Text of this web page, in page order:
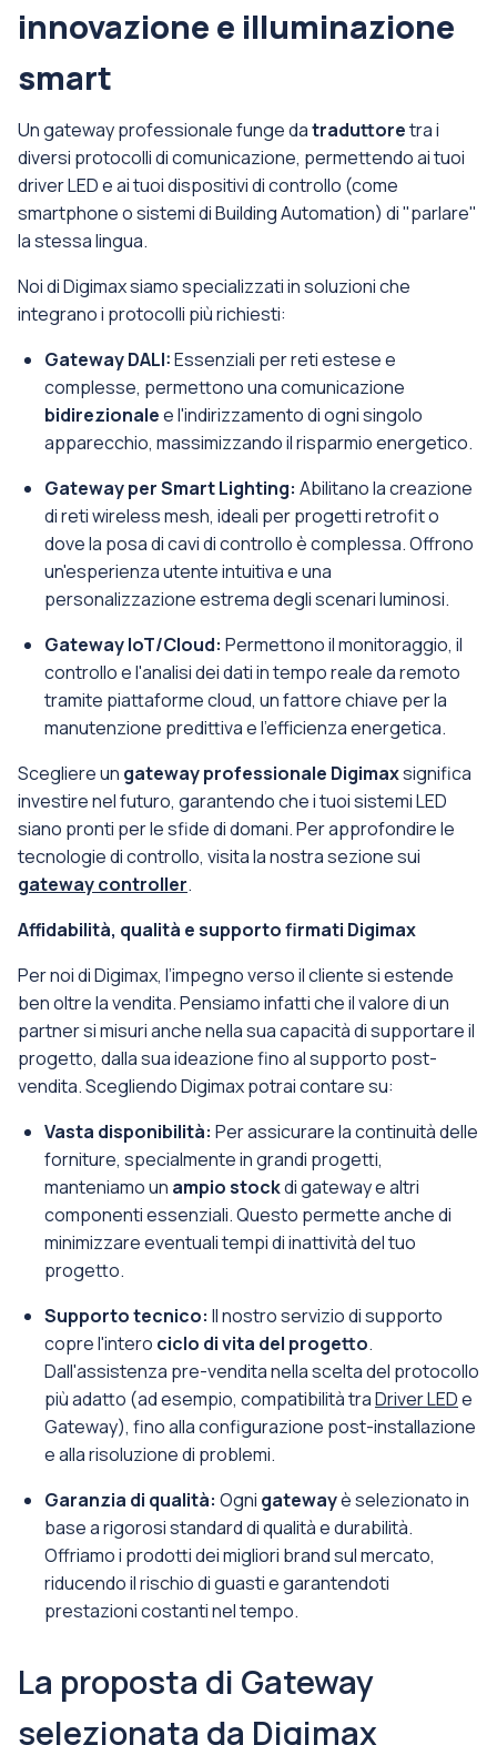
innovazione e illuminazione
smart
Un gateway professionale funge datraduttoretra i
diversi protocolli di comunicazione, permettendo ai tuoi
driver LED e ai tuoi dispositivi di controllo (come
smartphone o sistemi di Building Automation) di "parlare"
la stessa lingua.
Noi di Digimax siamo specializzati in soluzioni che
integrano i protocolli più richiesti:
Gateway DALI:Essenziali per reti estese e
complesse, permettono una comunicazione
bidirezionalee l'indirizzamento di ogni singolo
apparecchio, massimizzando il risparmio energetico.
Gateway per Smart Lighting: Abilitano la creazione
di reti wireless mesh, ideali per progetti retrofit o
dove la posa di cavi di controllo è complessa. Offrono
un'esperienza utente intuitiva e una
personalizzazione estrema degli scenari luminosi.
Gateway IoT/Cloud: Permettono il monitoraggio, il
controllo e l'analisi dei dati in tempo reale da remoto
tramite piattaforme cloud, un fattore chiave per la
manutenzione predittiva e l’efficienza energetica.
Scegliere un gateway professionale Digimaxsignifica
investire nel futuro, garantendo che i tuoi sistemi LED
siano pronti per le sfide di domani. Per approfondire le
tecnologie di controllo, visita la nostra sezione sui
gateway controller.
Affidabilità, qualità e supporto firmati Digimax
Per noi di Digimax, l’impegno verso il cliente si estende
ben oltre la vendita. Pensiamo infatti che il valore di un
partner si misuri anche nella sua capacità di supportare il
progetto, dalla sua ideazione fino al supporto post-
vendita. Scegliendo Digimax potrai contare su:
Vasta disponibilità: Per assicurare la continuità delle
forniture, specialmente in grandi progetti,
manteniamo un ampio stockdi gateway e altri
componenti essenziali. Questo permette anche di
minimizzare eventuali tempi di inattività del tuo
progetto.
Supporto tecnico: Il nostro servizio di supporto
copre l'intero ciclo di vita del progetto.
Dall'assistenza pre-vendita nella scelta del protocollo
più adatto (ad esempio, compatibilità traDriver LEDe
Gateway), fino alla configurazione post-installazione
e alla risoluzione di problemi.
Garanzia di qualità: Ogni gatewayè selezionato in
base a rigorosi standard di qualità e durabilità.
Offriamo i prodotti dei migliori brand sul mercato,
riducendo il rischio di guasti e garantendoti
prestazioni costanti nel tempo.
La proposta di Gateway
selezionata da Digimax